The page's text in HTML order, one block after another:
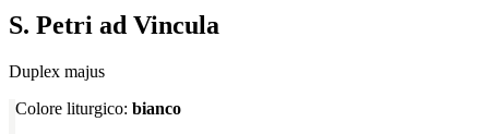
S. Petri ad Vincula
Duplex majus
Colore liturgico: bianco